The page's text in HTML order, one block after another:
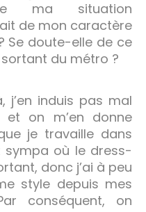
ma situation
de mon caractère
Se doute-elle de ce
du métro ?
j’en induis pas mal
on m’en donne
je travaille dans
sympa où le dress-
donc j’ai à peu
style depuis mes
conséquent, on